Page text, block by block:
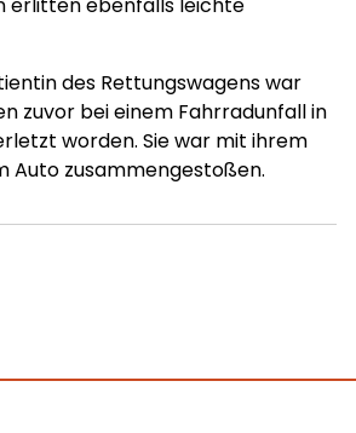
des Rettungswagens war
zuvor bei einem Fahrradunfall in
worden. Sie war mit ihrem
Auto zusammengestoßen.